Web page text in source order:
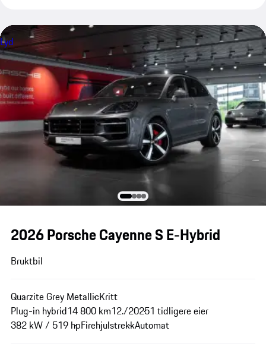
Lyd
2026 Porsche Cayenne S E-Hybrid
Bruktbil
Quarzite Grey MetallicKritt
Plug-in hybrid14 800 km12./20251 tidligere eier
382 kW / 519 hpFirehjulstrekkAutomat